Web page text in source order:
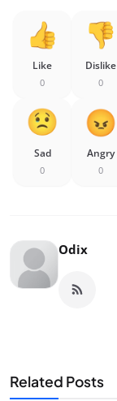
Like
0
Dislike
0
Sad
0
Angry
0
Odix
Related Posts